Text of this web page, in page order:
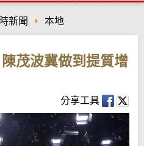
新聞 本地
茂波冀做到提質增
分享工具